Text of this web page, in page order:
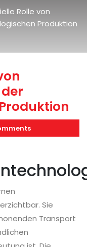
Rolle von
Produktion
Sie
Transport